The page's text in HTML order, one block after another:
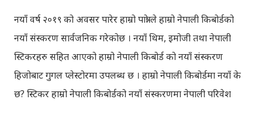
faces...
नयाँ वर्ष २०१९ को अवसर पारेर हाम्रो पात्रो ले हाम्रो नेपाली किबोर्डको
नयाँ संस्करण सार्वजनिक गरेकोछ । नयाँ थिम, इमोजी तथा नेपाली
स्टिकरहरु सहित आएको हाम्रो नेपाली किबोर्ड को नयाँ संस्करण
हिजोबाट गुगल प्लेस्टोरमा उपलब्ध छ । हाम्रो नेपाली किबोर्डमा नयाँ के
छ? स्टिकर हाम्रो नेपाली किबोर्डको नयाँ संस्करणमा नेपाली परिवेश